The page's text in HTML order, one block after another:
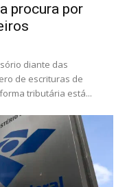
procura por
diante das
de escrituras de
tributária está...